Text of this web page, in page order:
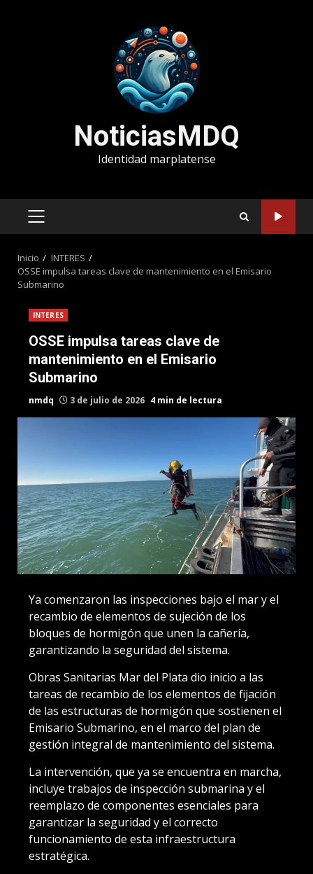
NoticiasMDQ
Identidad marplatense
MENÚ
Inicio
INTERES
OSSE impulsa tareas clave de mantenimiento en el Emisario
Submarino
INTERES
OSSE impulsa tareas clave de
mantenimiento en el Emisario
Submarino
nmdq 3 de julio de 2026 4 min de lectura
Ya comenzaron las inspecciones bajo el mar y el
recambio de elementos de sujeción de los
bloques de hormigón que unen la cañería,
garantizando la seguridad del sistema.
Obras Sanitarias Mar del Plata dio inicio a las
tareas de recambio de los elementos de fijación
de las estructuras de hormigón que sostienen el
Emisario Submarino, en el marco del plan de
gestión integral de mantenimiento del sistema.
La intervención, que ya se encuentra en marcha,
incluye trabajos de inspección submarina y el
reemplazo de componentes esenciales para
garantizar la seguridad y el correcto
funcionamiento de esta infraestructura
estratégica.